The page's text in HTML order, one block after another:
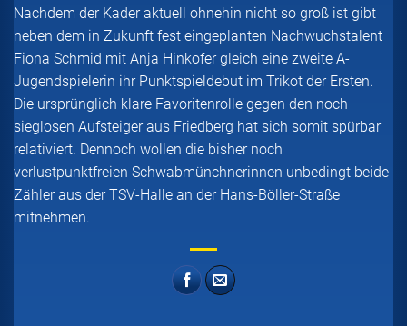
Nachdem der Kader aktuell ohnehin nicht so groß ist gibt
neben dem in Zukunft fest eingeplanten Nachwuchstalent
Fiona Schmid mit Anja Hinkofer gleich eine zweite A-
Jugendspielerin ihr Punktspieldebut im Trikot der Ersten.
Die ursprünglich klare Favoritenrolle gegen den noch
sieglosen Aufsteiger aus Friedberg hat sich somit spürbar
relativiert. Dennoch wollen die bisher noch
verlustpunktfreien Schwabmünchnerinnen unbedingt beide
Zähler aus der TSV-Halle an der Hans-Böller-Straße
mitnehmen.